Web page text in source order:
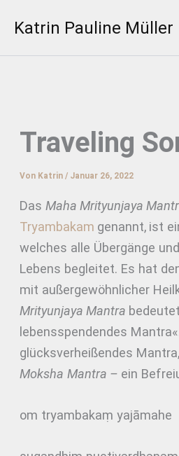
InhaltKatrin Pauline Müller
Traveling
Von Katrin/ Januar 26, 2022
DasMaha Mrityunjaya
Tryambakam genannt, ist
welches alle Übergänge
Lebens begleitet. Es hat
mit außergewöhnlicher
Mrityunjaya Mantra bedeutet
lebensspendendes
glücksverheißendes
Moksha Mantra – ein
om tryambakaṃ yajāmahe